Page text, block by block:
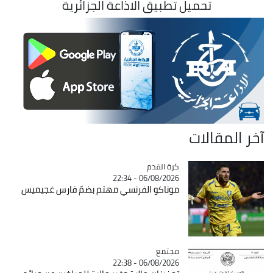
تحميل تطبيق الاذاعة الجزائرية
آخر المقالات
Catégorie
كرة القدم
06/08/2026 - 22:34
موناكو الفرنسي مهتم بضمّ فارس غجيميس
Catégorie
مجتمع
06/08/2026 - 22:38